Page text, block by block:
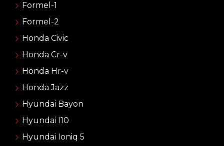
Formel-1
Formel-2
Honda Civic
Honda Cr-v
Honda Hr-v
Honda Jazz
Hyundai Bayon
Hyundai I10
Hyundai Ioniq 5